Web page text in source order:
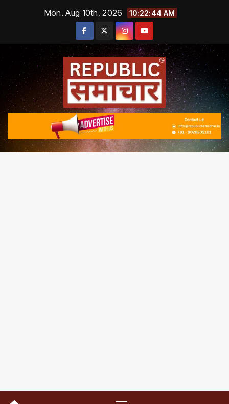
Mon. Aug 10th, 2026 10:22:45 AM